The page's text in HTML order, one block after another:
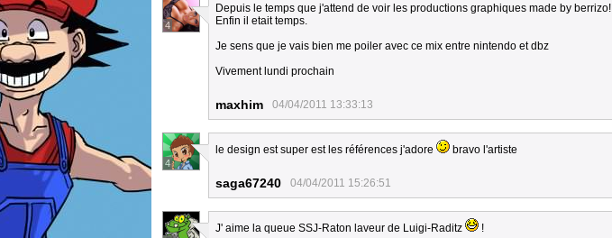
4
Depuis le temps que j'attend de voir les productions graphiques made by berrizo!
Enfin il etait temps.
Je sens que je vais bien me poiler avec ce mix entre nintendo et dbz
Vivement lundi prochain
maxhim 04/04/2011 13:33:13
4
le design est super est les références j'adore bravo l'artiste
saga67240 04/04/2011 15:26:51
J' aime la queue SSJ-Raton laveur de Luigi-Raditz
!